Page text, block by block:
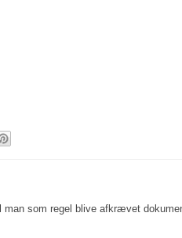
som regel blive afkrævet